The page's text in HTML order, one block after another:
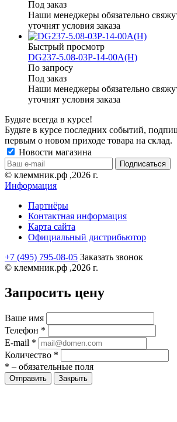
Под заказ
Наши менеджеры обязательно
уточнят условия заказа
Быстрый просмотр
DG237-5.08-03P-14-00A(H)
По запросу
Под заказ
Наши менеджеры обязательно
уточнят условия заказа
Будьте всегда в курсе!
Будьте в курсе последних событий,
первым о новом приходе товара на склад.
Новости магазина
© клеммник.рф ,2026 г.
Информация
Партнёры
Контактная информация
Карта сайта
Официальный дистрибьютор
+7 (495) 795-08-05 Заказать звонок
© клеммник.рф ,2026 г.
Запросить цену
Ваше имя
Телефон *
E-mail *
Количество *
* – обязательные поля
Закрыть